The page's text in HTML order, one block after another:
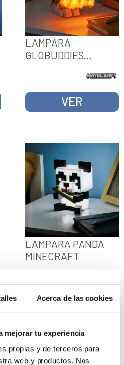
Acerca de las cookies
mejorar tu experiencia
propias y de terceros para
web y productos. Nos
LAMPARA
GLOBUDDIES
VER
LAMPARA PANDA
MINECRAFT
VER